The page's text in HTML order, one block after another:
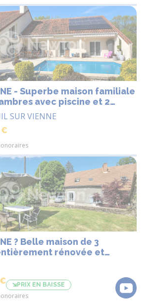
- Superbe maison familiale
avec piscine et 2
20 minutes de
SUR VIENNE
€
? Belle maison de 3
rénovée et
soin, située en bordure
€ PRIX EN BAISSE